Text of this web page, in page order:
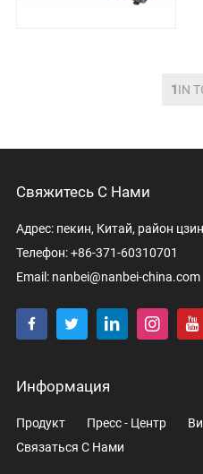
1IN
Свяжитесь С Нами
Адрес: пекин, Китай, район
Телефон: +86-371-60310701
Email: nanbei@nanbei-china.com
Информация
Продукт Пресс - Центр
Связаться С Нами